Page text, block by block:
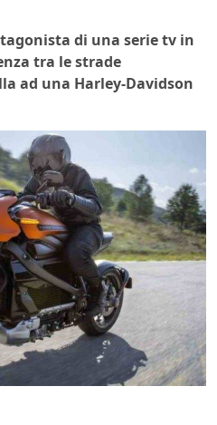
di una serie tv in
tra le strade
ad una Harley-Davidson